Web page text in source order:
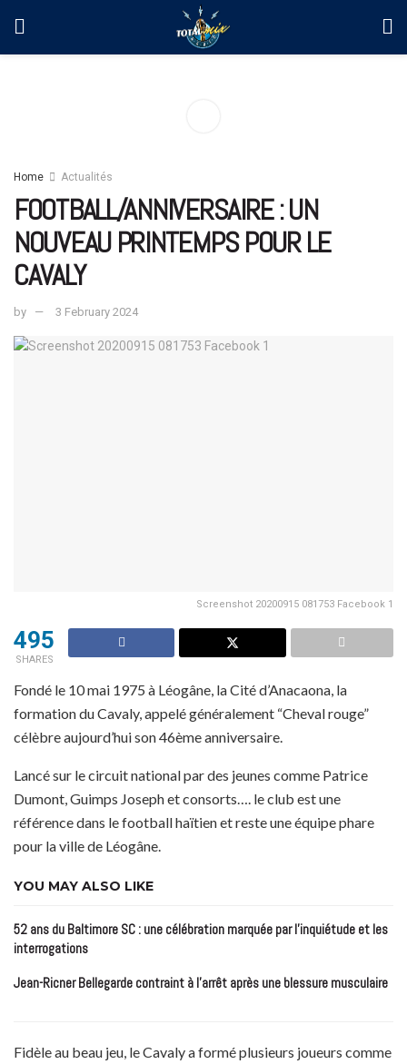
Home Actualités
FOOTBALL/ANNIVERSAIRE : UN
NOUVEAU PRINTEMPS POUR LE
CAVALY
by 3 February 2024
Screenshot 20200915 081753 Facebook 1
495
SHARES
Fondé le 10 mai 1975 à Léogâne, la Cité d’Anacaona, la
formation du Cavaly, appelé généralement “Cheval rouge”
célèbre aujourd’hui son 46ème anniversaire.
Lancé sur le circuit national par des jeunes comme Patrice
Dumont, Guimps Joseph et consorts…. le club est une
référence dans le football haïtien et reste une équipe phare
pour la ville de Léogâne.
YOU MAY ALSO LIKE
52 ans du Baltimore SC : une célébration marquée par l’inquiétude et les
interrogations
Jean-Ricner Bellegarde contraint à l’arrêt après une blessure musculaire
Fidèle au beau jeu, le Cavaly a formé plusieurs joueurs comme